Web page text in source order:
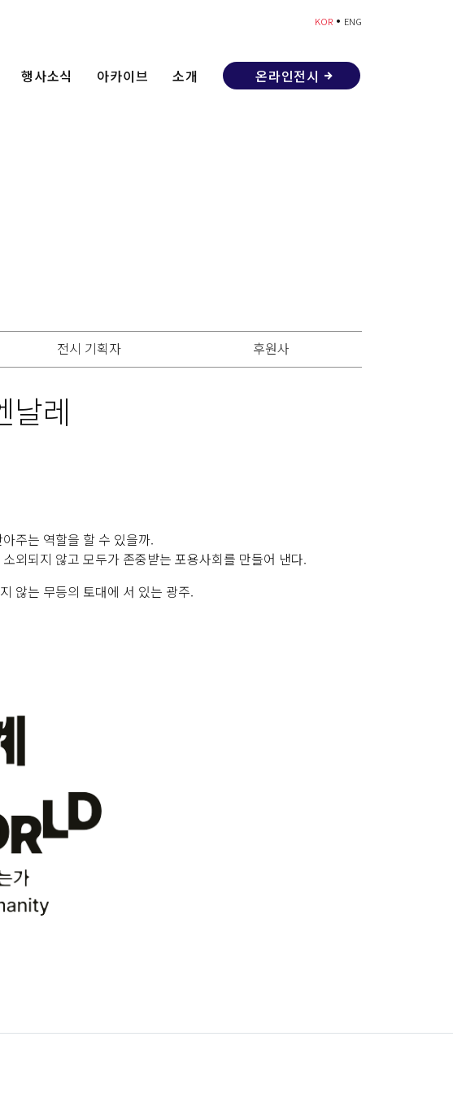
KOR • ENG
행사소식 아카이브 소개 온라인전시
전시 기획자 후원사
날레
주는 역할을 할 수 있을까.
외되지 않고 모두가 존중받는 포용사회를 만들어 낸다.
않는 무등의 토대에 서 있는 광주.